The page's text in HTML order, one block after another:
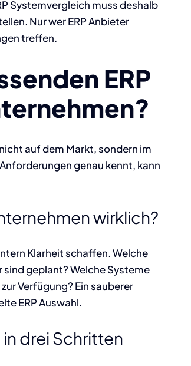
Systemvergleich muss deshalb
Nur wer ERP Anbieter
treffen.
ERP
auf dem Markt, sondern im
genau kennt, kann
wirklich?
Klarheit schaffen. Welche
sind geplant? Welche Systeme
Verfügung? Ein sauberer
ERP Auswahl.
drei Schritten